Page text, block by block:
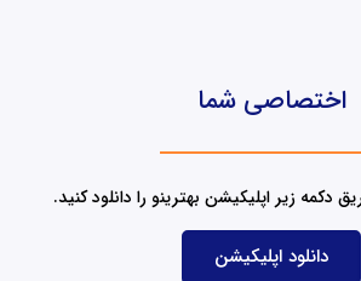
اختصاصی شما
دکمه زیر اپلیکیشن بهترینو را دانلود کنید.
دانلود اپلیکیشن